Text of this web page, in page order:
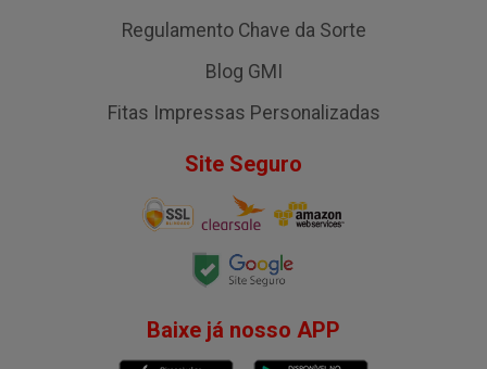
Regulamento Chave da Sorte
Blog GMI
Fitas Impressas Personalizadas
Site Seguro
Baixe já nosso APP